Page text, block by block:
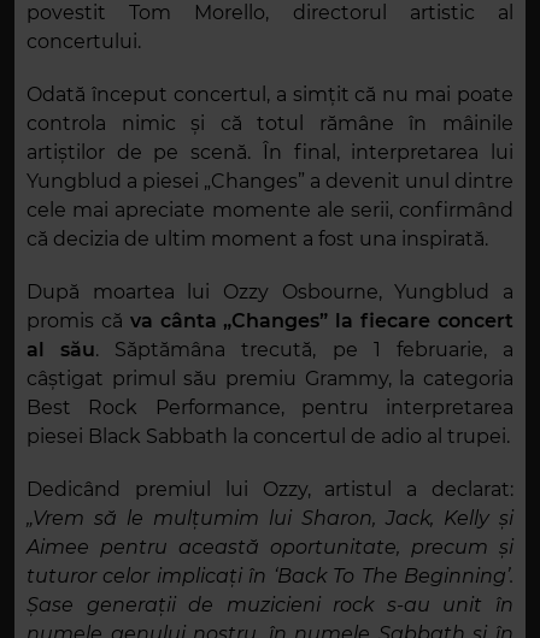
povestit Tom Morello, directorul artistic al
concertului.
Odată început concertul, a simțit că nu mai poate
controla nimic și că totul rămâne în mâinile
artiștilor de pe scenă. În final, interpretarea lui
Yungblud a piesei „Changes” a devenit unul dintre
cele mai apreciate momente ale serii, confirmând
că decizia de ultim moment a fost una inspirată.
După moartea lui Ozzy Osbourne, Yungblud a
promis că va cânta „Changes” la fiecare concert
al său. Săptămâna trecută, pe 1 februarie, a
câștigat primul său premiu Grammy, la categoria
Best Rock Performance, pentru interpretarea
piesei Black Sabbath la concertul de adio al trupei.
Dedicând premiul lui Ozzy, artistul a declarat:
„Vrem să le mulțumim lui Sharon, Jack, Kelly și
Aimee pentru această oportunitate, precum și
tuturor celor implicați în ‘Back To The Beginning’.
Șase generații de muzicieni rock s-au unit în